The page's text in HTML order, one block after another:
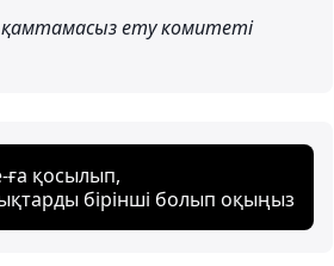
қамтамасыз ету комитеті
ға қосылып,
бірінші болып оқыңыз